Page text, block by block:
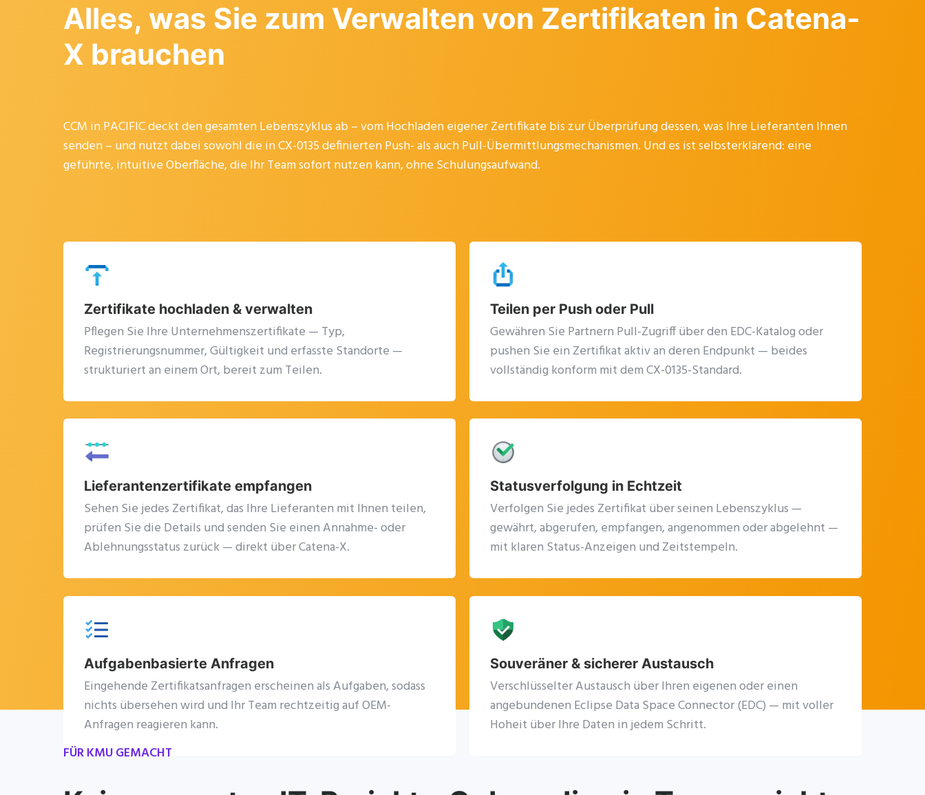
Alles, was Sie zum Verwalten von Zertifikaten in Catena-
X brauchen
CCM in PACIFIC deckt den gesamten Lebenszyklus ab – vom Hochladen eigener Zertifikate bis zur Überprüfung dessen, was Ihre Lieferanten Ihnen
senden – und nutzt dabei sowohl die in CX-0135 definierten Push- als auch Pull-Übermittlungsmechanismen. Und es ist selbsterklärend: eine
geführte, intuitive Oberfläche, die Ihr Team sofort nutzen kann, ohne Schulungsaufwand.
Zertifikate hochladen & verwalten
Pflegen Sie Ihre Unternehmenszertifikate — Typ,
Registrierungsnummer, Gültigkeit und erfasste Standorte —
strukturiert an einem Ort, bereit zum Teilen.
Teilen per Push oder Pull
Gewähren Sie Partnern Pull-Zugriff über den EDC-Katalog oder
pushen Sie ein Zertifikat aktiv an deren Endpunkt — beides
vollständig konform mit dem CX-0135-Standard.
Lieferantenzertifikate empfangen
Sehen Sie jedes Zertifikat, das Ihre Lieferanten mit Ihnen teilen,
prüfen Sie die Details und senden Sie einen Annahme- oder
Ablehnungsstatus zurück — direkt über Catena-X.
Statusverfolgung in Echtzeit
Verfolgen Sie jedes Zertifikat über seinen Lebenszyklus —
gewährt, abgerufen, empfangen, angenommen oder abgelehnt —
mit klaren Status-Anzeigen und Zeitstempeln.
Aufgabenbasierte Anfragen
Eingehende Zertifikatsanfragen erscheinen als Aufgaben, sodass
nichts übersehen wird und Ihr Team rechtzeitig auf OEM-
Anfragen reagieren kann.
Souveräner & sicherer Austausch
Verschlüsselter Austausch über Ihren eigenen oder einen
angebundenen Eclipse Data Space Connector (EDC) — mit voller
Hoheit über Ihre Daten in jedem Schritt.
FÜR KMU GEMACHT